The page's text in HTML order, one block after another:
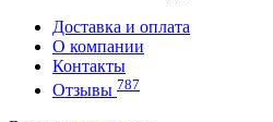
Доставка и оплата
О компании
Контакты
Отзывы 787